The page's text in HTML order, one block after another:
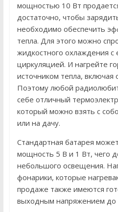
мощностью 10 Вт
достаточно, чтобы
необходимо обеспечить
тепла. Для этого можно
жидкостного охлаждения с
циркуляцией. И нагрейте
источником тепла, включая
Поэтому любой
себе отличный
который можно взять с
или на дачу.
Стандартная батарея
мощность 5 В и 1 Вт, чего
небольшого освещения.
фонарики, которые
продаже также имеются
выходным напряжением до